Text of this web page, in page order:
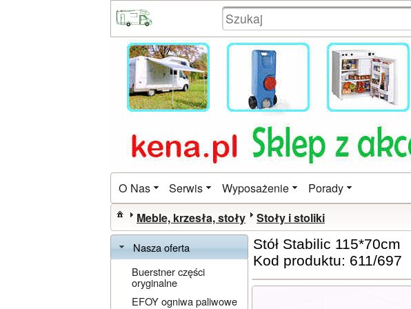
O Nas Serwis Wyposażenie Porady
Meble, krzesła, stoły Stoły i stoliki
Nasza oferta
Buerstner części
oryginalne
EFOY ogniwa paliwowe
Stół Stabilic 115*70cm
Kod produktu: 611/697